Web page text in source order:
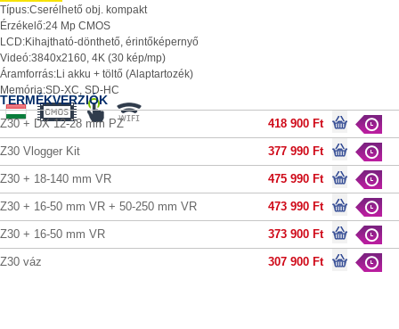
Típus:Cserélhető obj. kompakt
Érzékelő:24 Mp CMOS
LCD:Kihajtható-dönthető, érintőképernyő
Videó:3840x2160, 4K (30 kép/mp)
Áramforrás:Li akku + töltő (Alaptartozék)
Memória:SD-XC, SD-HC
TERMÉKVERZIÓK
Z30 + DX 12-28 mm PZ 418 900 Ft
Z30 Vlogger Kit 377 990 Ft
Z30 + 18-140 mm VR 475 990 Ft
Z30 + 16-50 mm VR + 50-250 mm VR 473 990 Ft
Z30 + 16-50 mm VR 373 900 Ft
Z30 váz 307 900 Ft